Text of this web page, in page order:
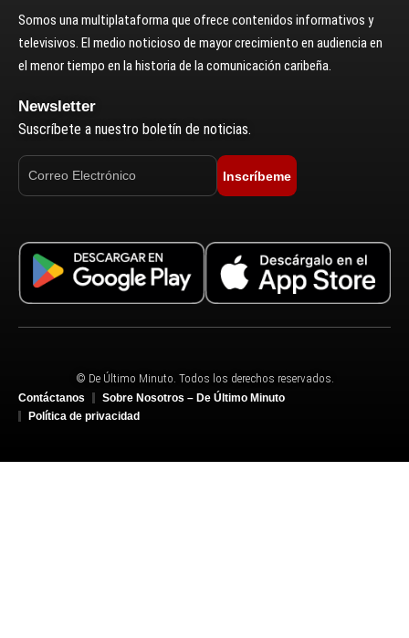
Somos una multiplataforma que ofrece contenidos informativos y
televisivos. El medio noticioso de mayor crecimiento en audiencia en
el menor tiempo en la historia de la comunicación caribeña.
Newsletter
Suscríbete a nuestro boletín de noticias.
Inscríbeme
© De Último Minuto. Todos los derechos reservados.
Contáctanos
Sobre Nosotros – De Último Minuto
Política de privacidad